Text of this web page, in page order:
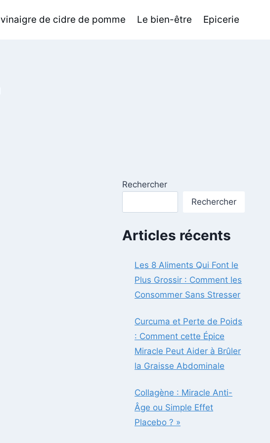
vinaigre de cidre de pomme Le bien-être Epicerie
Rechercher
Rechercher
Articles récents
Les 8 Aliments Qui Font le
Plus Grossir : Comment les
Consommer Sans Stresser
Curcuma et Perte de Poids
: Comment cette Épice
Miracle Peut Aider à Brûler
la Graisse Abdominale
Collagène : Miracle Anti-
Âge ou Simple Effet
Placebo ? »